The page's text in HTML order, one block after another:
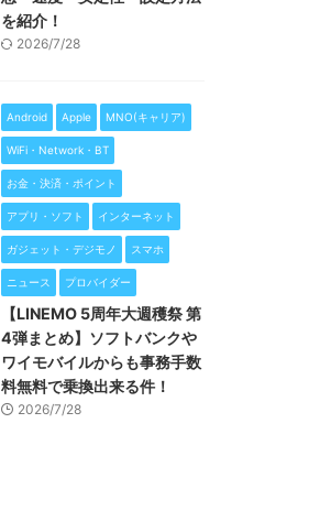
を紹介！
2026/7/28
Android Apple MNO(キャリア)
WiFi・Network・BT
お金・決済・ポイント
アプリ・ソフト インターネット
ガジェット・デジモノ スマホ
ニュース プロバイダー
【LINEMO 5周年大週穫祭 第
4弾まとめ】ソフトバンクや
ワイモバイルからも事務手数
料無料で乗換出来る件！
2026/7/28